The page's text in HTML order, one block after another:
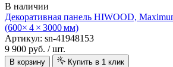
В наличии
Декоративная панель HIWOOD,
(600× 4 × 3000 мм)
Артикул: sn-41948153
9 900 руб. / шт.
В корзину Купить в 1 клик